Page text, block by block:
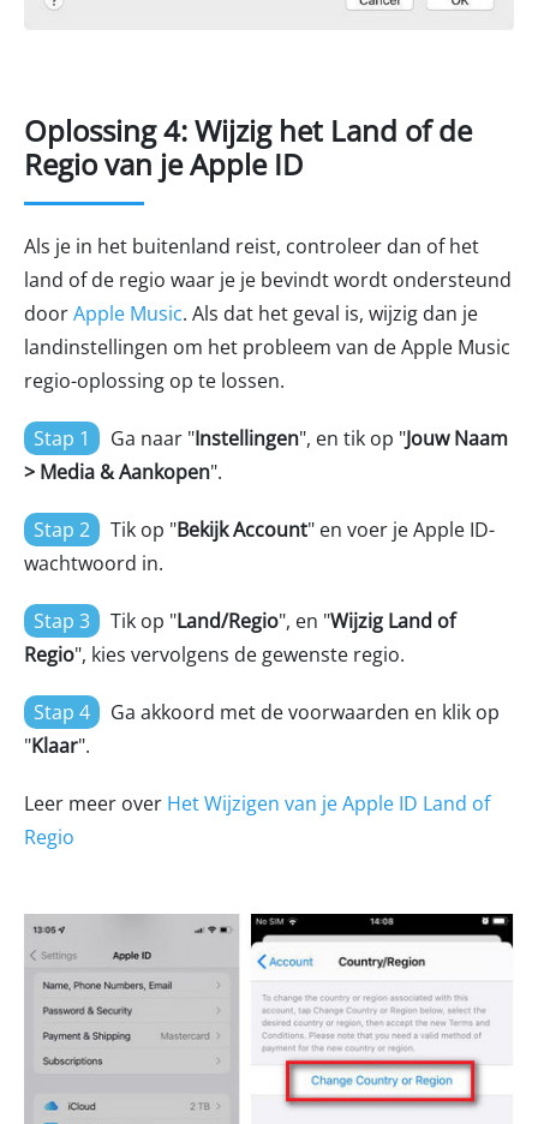
Oplossing 4: Wijzig het Land of de
Regio van je Apple ID
Als je in het buitenland reist, controleer dan of het
land of de regio waar je je bevindt wordt ondersteund
doorApple Music. Als dat het geval is, wijzig dan je
landinstellingen om het probleem van de Apple Music
regio-oplossing op te lossen.
Stap 1 Ga naar "Instellingen", en tik op "Jouw Naam
> Media & Aankopen".
Stap 2 Tik op "Bekijk Account" en voer je Apple ID-
wachtwoord in.
Stap 3 Tik op "Land/Regio", en "Wijzig Land of
Regio", kies vervolgens de gewenste regio.
Stap 4
Ga akkoord met de voorwaarden en klik op
"Klaar".
Leer meer over Het Wijzigen van je Apple ID Land of
Regio